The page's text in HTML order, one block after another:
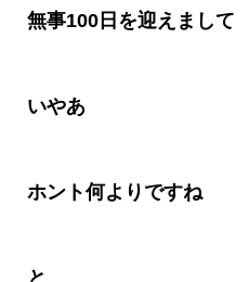
無事100日を迎えまして
いやあ
ホント何よりですね
と